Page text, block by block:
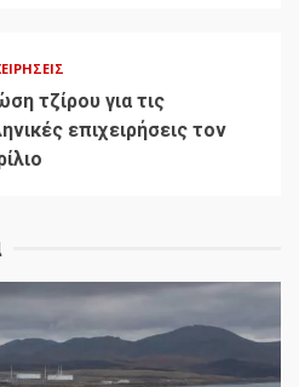
τζίρου για τις
επιχειρήσεις τον